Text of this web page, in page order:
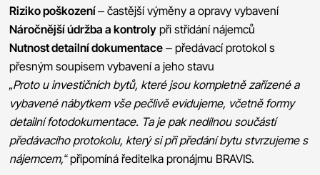
Riziko poškození– častější výměny a opravy vybavení
Náročnější údržba a kontroly při střídání nájemců
Nutnost detailní dokumentace – předávací protokol s
přesným soupisem vybavení a jeho stavu
„Proto u investičních bytů, které jsou kompletně zařízené a
vybavené nábytkem vše pečlivě evidujeme, včetně formy
detailní fotodokumentace. Ta je pak nedílnou součástí
předávacího protokolu, který si při předání bytu stvrzujeme s
nájemcem,“připomíná ředitelka pronájmu BRAVIS.